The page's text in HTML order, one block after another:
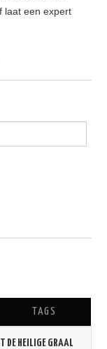
laat een expert
TAGS
DE HEILIGE GRAAL